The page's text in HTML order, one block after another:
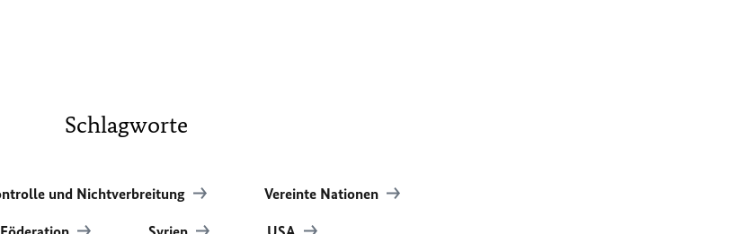
Schlagworte
und Nichtverbreitung Vereinte Nationen